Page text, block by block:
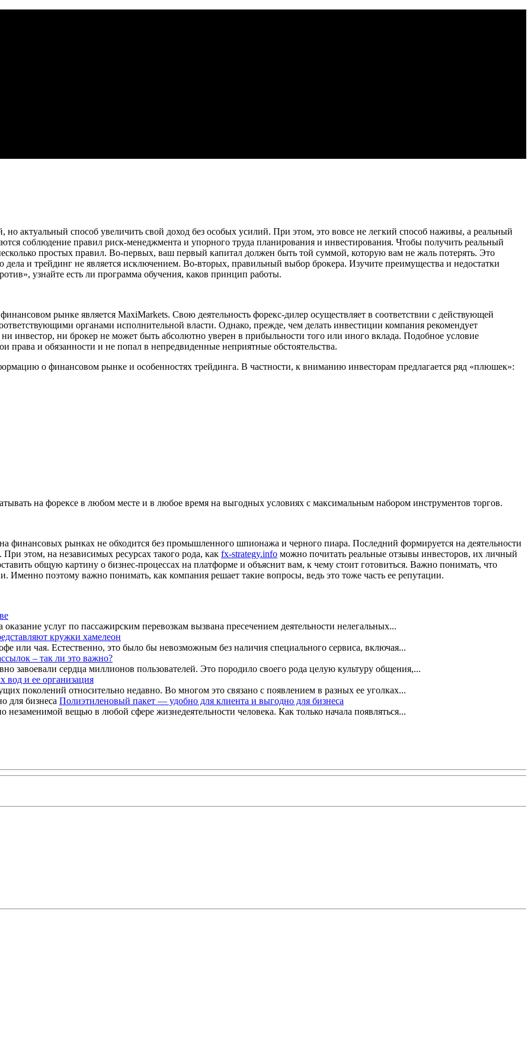
актуальный способ увеличить свой доход без особых усилий. При этом, это вовсе не легкий способ наживы, а реальный
соблюдение правил риск-менеджмента и упорного труда планирования и инвестирования. Чтобы получить реальный
простых правил. Во-первых, ваш первый капитал должен быть той суммой, которую вам не жаль потерять. Это
и трейдинг не является исключением. Во-вторых, правильный выбор брокера. Изучите преимущества и недостатки
узнайте есть ли программа обучения, каков принцип работы.
рынке является MaxiMarkets. Свою деятельность форекс-дилер осуществляет в соответствии с действующей
органами исполнительной власти. Однако, прежде, чем делать инвестиции компания рекомендует
инвестор, ни брокер не может быть абсолютно уверен в прибыльности того или иного вклада. Подобное условие
права и обязанности и не попал в непредвиденные неприятные обстоятельства.
о финансовом рынке и особенностях трейдинга. В частности, к вниманию инвесторам предлагается ряд «плюшек»:
на форексе в любом месте и в любое время на выгодных условиях с максимальным набором инструментов торгов.
финансовых рынках не обходится без промышленного шпионажа и черного пиара. Последний формируется на деятельности
этом, на независимых ресурсах такого рода, как fx-strategy.info можно почитать реальные отзывы инвесторов, их личный
общую картину о бизнес-процессах на платформе и объяснит вам, к чему стоит готовиться. Важно понимать, что
поэтому важно понимать, как компания решает такие вопросы, ведь это тоже часть ее репутации.
услуг по пассажирским перевозкам вызвана пресечением деятельности нелегальных...
кружки хамелеон
или чая. Естественно, это было бы невозможным без наличия специального сервиса, включая...
– так ли это важно?
завоевали сердца миллионов пользователей. Это породило своего рода целую культуру общения,...
вод и ее организация
поколений относительно недавно. Во многом это связано с появлением в разных ее уголках...
Полиэтиленовый пакет — удобно для клиента и выгодно для бизнеса
вещью в любой сфере жизнедеятельности человека. Как только начала появляться...